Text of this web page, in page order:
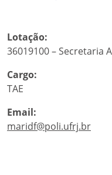
Lotação:
36019100 – Secretaria
Cargo:
TAE
Email:
maridf@poli.ufrj.br